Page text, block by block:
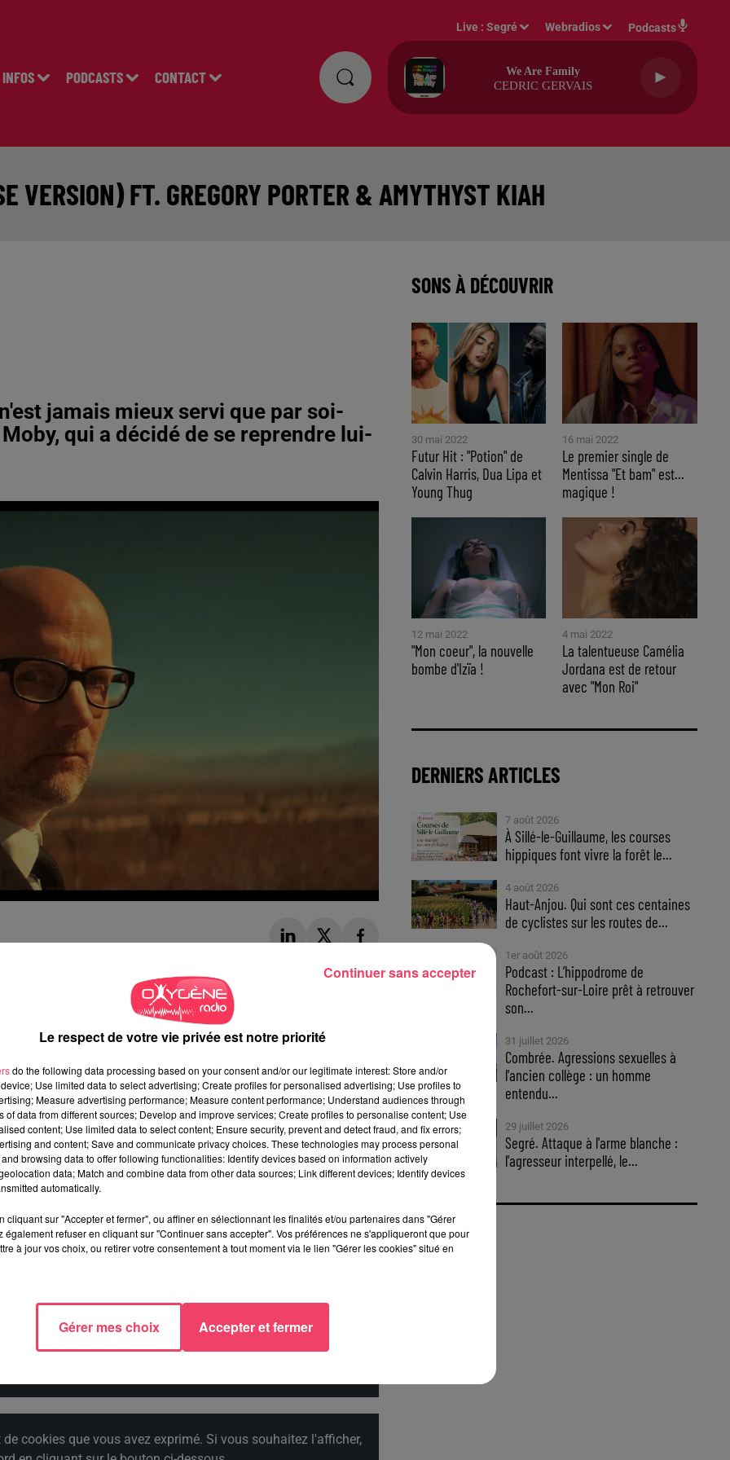
INFOS PODCASTS CONTACT
Live :Segré Webradios Podcasts
We Are Family
CEDRIC GERVAIS
VERSION) FT. GREGORY PORTER & AMYTHYST KIAH
jamais mieux servi que par soi-
qui a décidé de se reprendre lui-
peut-être pas cette version qu’on voue joue depuis quelques
Amythyst Kiah.
l’orchestre de Budapest
magique…
dernier, on y trouve en effet tous ses succès, réarrangés, et
cookies que vous avez exprimé. Si vous souhaitez l'afficher,
en cliquant sur le bouton ci-dessous.
l'élément
cookies que vous avez exprimé. Si vous souhaitez l'afficher,
en cliquant sur le bouton ci-dessous.
cookies que vous avez exprimé. Si vous souhaitez l'afficher,
SONS À DÉCOUVRIR
30 mai 2022
Futur Hit : "Potion" de
Calvin Harris, Dua Lipa et
Young Thug
16 mai 2022
Le premier single de
Mentissa "Et bam" est...
magique !
12 mai 2022
"Mon coeur", la nouvelle
bombe d'Izïa !
4 mai 2022
La talentueuse Camélia
Jordana est de retour
avec "Mon Roi"
DERNIERS ARTICLES
7 août 2026
À Sillé-le-Guillaume, les courses
hippiques font vivre la forêt le...
4 août 2026
Haut-Anjou. Qui sont ces centaines
de cyclistes sur les routes de...
1er août 2026
Podcast : L’hippodrome de
Rochefort-sur-Loire prêt à retrouver
son...
31 juillet 2026
Combrée. Agressions sexuelles à
l'ancien collège : un homme
entendu...
29 juillet 2026
Segré. Attaque à l'arme blanche :
l'agresseur interpellé, le...
Le respect de votre vie privée est notre priorité
do the following data processing based on your consent and/or our legitimate interest: Store and/or
Use limited data to select advertising; Create profiles for personalised advertising; Use profiles to
Measure advertising performance; Measure content performance; Understand audiences through
of data from different sources; Develop and improve services; Create profiles to personalise content; Use
content; Use limited data to select content; Ensure security, prevent and detect fraud, and fix errors;
and content; Save and communicate privacy choices. These technologies may process personal
browsing data to offer following functionalities: Identify devices based on information actively
data; Match and combine data from other data sources; Link different devices; Identify devices
automatically.
cliquant sur "Accepter et fermer", ou affiner en sélectionnant les finalités et/ou partenaires dans "Gérer
également refuser en cliquant sur "Continuer sans accepter". Vos préférences ne s'appliqueront que pour
à jour vos choix, ou retirer votre consentement à tout moment via le lien "Gérer les cookies" situé en
Gérer mes choix Accepter et fermer
Continuer sans accepter